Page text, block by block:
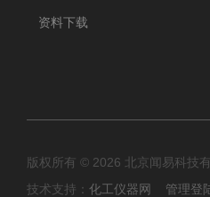
资料下载
版权所有 © 2026 北京闻易科技
技术支持： 化工仪器网 管理登